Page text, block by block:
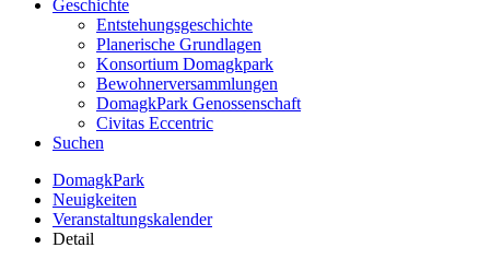
Geschichte
Entstehungsgeschichte
Planerische Grundlagen
Konsortium Domagkpark
Bewohnerversammlungen
DomagkPark Genossenschaft
Civitas Eccentric
Suchen
DomagkPark
Neuigkeiten
Veranstaltungskalender
Detail